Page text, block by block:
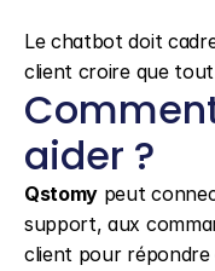
Le chatbot doit
client croire que
aider ?
Qstomy peut
support, aux
client pour